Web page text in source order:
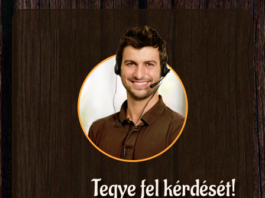
Tegye fel kérdését!